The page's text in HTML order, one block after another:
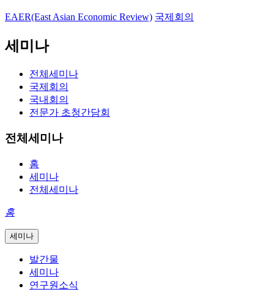
EAER(East Asian Economic Review) 국제회의
세미나
전체세미나
국제회의
국내회의
전문가 초청간담회
전체세미나
홈
세미나
전체세미나
홈
세미나
발간물
세미나
연구원소식